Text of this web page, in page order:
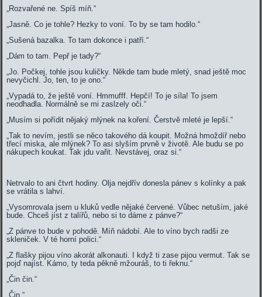
„Rozvařené ne. Spíš míň.“
„Jasně. Co je tohle? Hezky to voní. To by se tam hodilo.“
„Sušená bazalka. To tam dokonce i patří.“
„Dám to tam. Pepř je tady?“
„Jo. Počkej, tohle jsou kuličky. Někde tam bude mletý, snad ještě moc
nevyčichl. Jo, ten, to je ono.“
„Vypadá to, že ještě voní. Hmmufff. Hepčí! To je síla! To jsem
neodhadla. Normálně se mi zaslzely oči.“
„Musím si pořídit nějaký mlýnek na koření. Čerstvě mleté je lepší.“
„Tak to nevím, jestli se něco takového dá koupit. Možná hmoždíř nebo
třecí miska, ale mlýnek? To asi slyším prvně v životě. Ale budu se po
nákupech koukat. Tak jdu vařit. Nevstávej, oraz si.“
Netrvalo to ani čtvrt hodiny. Olja nejdřív donesla pánev s kolínky a pak
se vrátila s lahví.
„Vysomrovala jsem u kluků vedle nějaké červené. Vůbec netuším, jaké
bude. Chceš jíst z talířů, nebo si to dáme z pánve?“
„Z pánve to bude v pohodě. Míň nádobí. Ale to víno bych radši ze
skleniček. V té horní polici.“
„Z flašky pijou víno akorát alkonauti. I když ti zase pijou vermut. Tak se
pojď najíst. Kámo, ty teda pěkně mžouráš, to ti řeknu.“
„Čin čin.“
„Čin.“